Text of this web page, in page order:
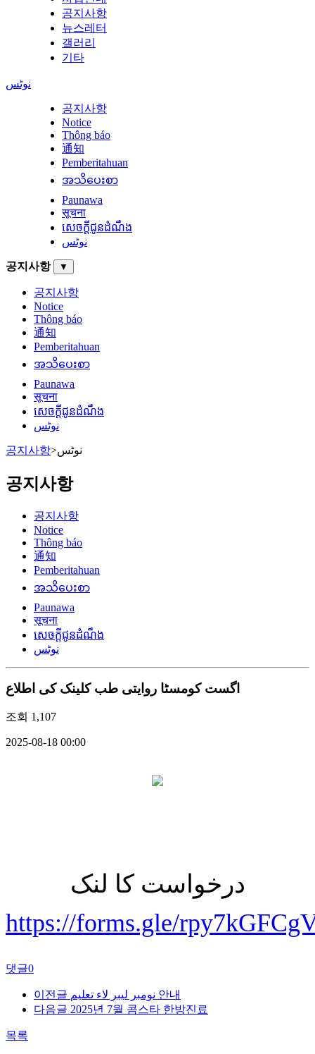
공지사항
뉴스레터
갤러리
기타
نوٹس
공지사항
Notice
Thông báo
通知
Pemberitahuan
အသိပေးစာ
Paunawa
सूचना
សេចក្តីជូនដំណឹង
نوٹس
공지사항 ▼
공지사항
Notice
Thông báo
通知
Pemberitahuan
အသိပေးစာ
Paunawa
सूचना
សេចក្តីជូនដំណឹង
نوٹس
공지사항>نوٹس
공지사항
공지사항
Notice
Thông báo
通知
Pemberitahuan
အသိပေးစာ
Paunawa
सूचना
សេចក្តីជូនដំណឹង
نوٹس
اگست کومسٹا روایتی طب کلینک کی اطلاع
조회 1,107
2025-08-18 00:00
درخواست کا لنک
https://forms.gle/
댓글0
이전글
نومبر لیبر لاء تعلیم 안내
다음글 2025년 7월 콤스타 한방진료
목록